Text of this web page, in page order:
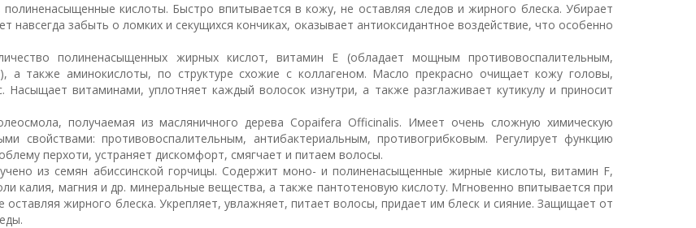
кислоты. Быстро впитывается в кожу, не оставляя следов и жирного блеска. Убирает
навсегда забыть о ломких и секущихся кончиках, оказывает антиоксидантное воздействие, что особенно
полиненасыщенных жирных кислот, витамин Е (обладает мощным противовоспалительным,
а также аминокислоты, по структуре схожие с коллагеном. Масло прекрасно очищает кожу головы,
Насыщает витаминами, уплотняет каждый волосок изнутри, а также разглаживает кутикулу и приносит
получаемая из масляничного дерева Copaifera Officinalis. Имеет очень сложную химическую
свойствами: противовоспалительным, антибактериальным, противогрибковым. Регулирует функцию
перхоти, устраняет дискомфорт, смягчает и питаем волосы.
из семян абиссинской горчицы. Содержит моно- и полиненасыщенные жирные кислоты, витамин F,
калия, магния и др. минеральные вещества, а также пантотеновую кислоту. Мгновенно впитывается при
жирного блеска. Укрепляет, увлажняет, питает волосы, придает им блеск и сияние. Защищает от